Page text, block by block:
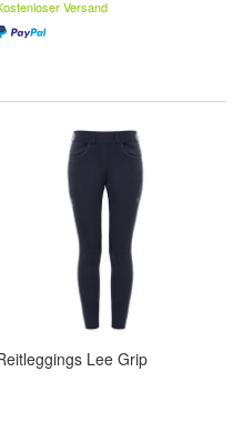
Versand
Lee Grip